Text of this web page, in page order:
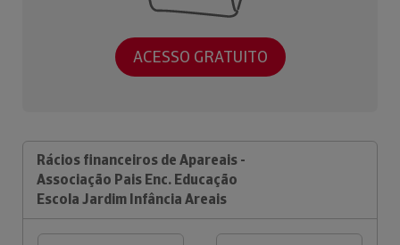
ACESSO GRATUITO
Rácios financeiros de Apareais -
Associação Pais Enc. Educação
Escola Jardim Infância Areais